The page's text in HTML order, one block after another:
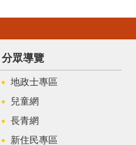
分眾導覽
地政士專區
兒童網
長青網
新住民專區